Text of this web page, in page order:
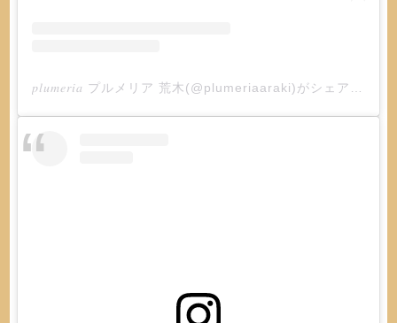
𝑝𝑙𝑢𝑚𝑒𝑟𝑖𝑎 プルメリア 荒木(@plumeriaaraki)がシェアした投稿